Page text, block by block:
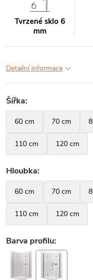
Tvrzené sklo 6
mm
Detailní informace